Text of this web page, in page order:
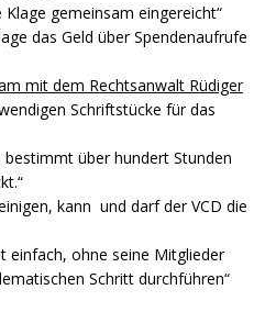
gemeinsam eingereicht“
das Geld über Spendenaufrufe
mit dem Rechtsanwalt Rüdiger
Schriftstücke für das
über hundert Stunden
kann und darf der VCD die
einfach, ohne seine Mitglieder
Schritt durchführen“